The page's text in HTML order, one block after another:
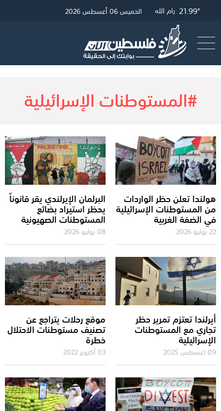
26.77° غزة 22.23° القدس 21.99° رام الله الخميس 06 أغسطس 2026
#المستوطنات الإسرائيلية
هولندا تعلن حظر الواردات
من المستوطنات الإسرائيلية
في الضفة الغربية
22 يوليو 2026
البرلمان الإيرلندي يقر قانوناً
يحظر استيراد بضائع
المستوطنات الصهيونية
08 يوليو 2026
أيرلندا تعتزم تمرير حظر
تجاري مع المستوطنات
الإسرائيلية
09 اغسطس 2025
موقع رحلات يتراجع عن
تصنيف مستوطنات الاحتلال
خطرة
03 أكتوبر 2022